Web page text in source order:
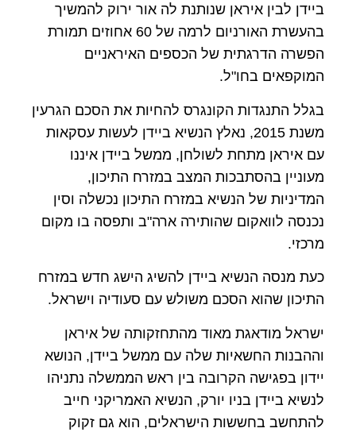
ביידן לבין איראן שנותנת לה אור ירוק להמשיך
בהעשרת האורניום לרמה של 60 אחוזים תמורת
הפשרה הדרגתית של הכספים האיראניים
המוקפאים בחו"ל.
בגלל התנגדות הקונגרס להחיות את הסכם הגרעין
משנת 2015, נאלץ הנשיא ביידן לעשות עסקאות
עם איראן מתחת לשולחן, ממשל ביידן איננו
מעוניין בהסתבכות המצב במזרח התיכון,
המדיניות של הנשיא במזרח התיכון נכשלה וסין
נכנסה לוואקום שהותירה ארה"ב ותפסה בו מקום
מרכזי.
כעת מנסה הנשיא ביידן להשיג הישג חדש במזרח
התיכון שהוא הסכם משולש עם סעודיה וישראל.
ישראל מודאגת מאוד מהתחזקותה של איראן
וההבנות החשאיות שלה עם ממשל ביידן, הנושא
יידון בפגישה הקרובה בין ראש הממשלה נתניהו
לנשיא ביידן בניו יורק, הנשיא האמריקני חייב
להתחשב בחששות הישראלים, הוא גם זקוק